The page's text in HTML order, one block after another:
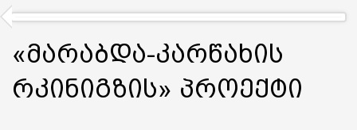
«მარაბდა-კარწახის
რკინიგზის» პროექტი